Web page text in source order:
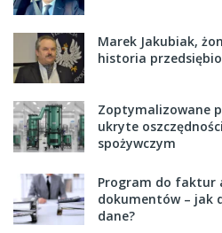
Marek Jakubiak,
historia
Zoptymalizowane
ukryte
spożywczym
Program do faktur
dokumentów – jak
dane?